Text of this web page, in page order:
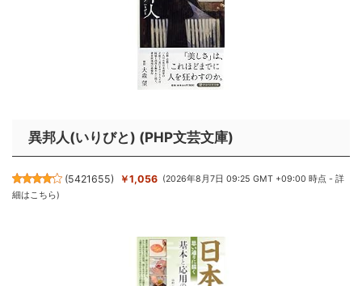
異邦人(いりびと) (PHP文芸文庫)
(5421655) ￥1,056 (2026年8月7日 09:25 GMT +09:00 時点 -詳
細はこちら)